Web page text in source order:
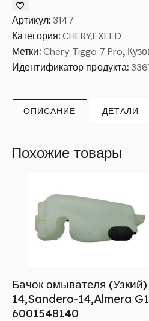
Артикул: 3147
Категория:CHERY,EXEED
Метки: Chery Tiggo 7 Pro,
Идентификатор продукта:
ОПИСАНИЕ ДЕТАЛИ
Похожие товары
Бачок омывателя
14,Sandero-14,Almera
6001548140